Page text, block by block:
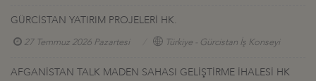
GÜRCİSTAN YATIRIM PROJELERİ HK.
27 Temmuz 2026 Pazartesi Türkiye - Gürcistan İş Konseyi
AFGANİSTAN TALK MADEN SAHASI GELİŞTİRME İHALESİ HK